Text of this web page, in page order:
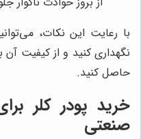
با رعایت این نکات،
نگهداری کنید و از کیفیت
حاصل کنید.
خرید پودر کلر
صنعتی